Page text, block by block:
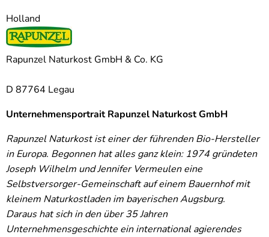
Holland
Rapunzel Naturkost GmbH & Co. KG
D 87764 Legau
Unternehmensportrait Rapunzel Naturkost GmbH
Rapunzel Naturkost ist einer der führenden Bio-Hersteller
in Europa. Begonnen hat alles ganz klein: 1974 gründeten
Joseph Wilhelm und Jennifer Vermeulen eine
Selbstversorger-Gemeinschaft auf einem Bauernhof mit
kleinem Naturkostladen im bayerischen Augsburg.
Daraus hat sich in den über 35 Jahren
Unternehmensgeschichte ein international agierendes